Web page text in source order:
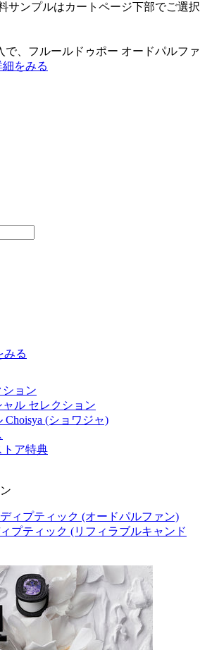
サンプルはカートページ下部でご選択
で、フルールドゥポー オードパルファ
細をみる
みる
ション
ル セレクション
(ショワジャ)
トア特典
ィプティック (オードパルファン)
プティック (リフィラブルキャンド